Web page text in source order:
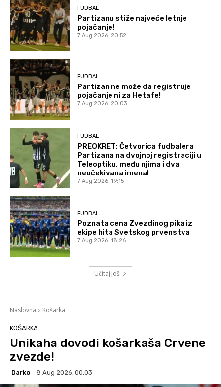
FUDBAL
Partizanu stiže najveće letnje
pojačanje!
7 Aug 2026. 20:52
FUDBAL
Partizan ne može da registruje
pojačanje ni za Hetafe!
7 Aug 2026. 20:03
FUDBAL
PREOKRET: Četvorica fudbalera
Partizana na dvojnoj registraciji u
Teleoptiku, među njima i dva
neočekivana imena!
7 Aug 2026. 19:15
FUDBAL
Poznata cena Zvezdinog pika iz
ekipe hita Svetskog prvenstva
7 Aug 2026. 18:26
Učitaj još